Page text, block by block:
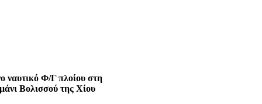
ναυτικό Φ/Γ πλοίου στη
Βολισσού της Χίου